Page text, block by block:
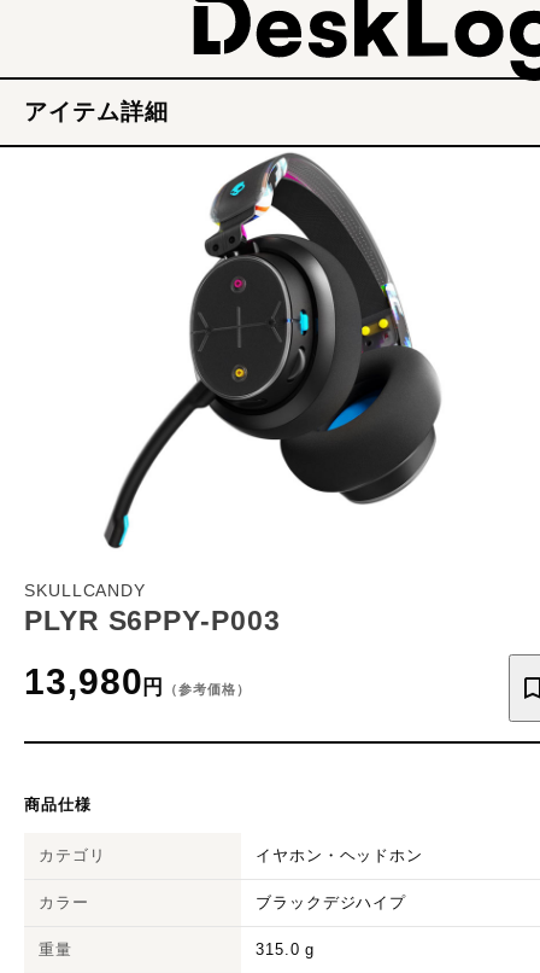
アイテム詳細
SKULLCANDY
PLYR S6PPY-P003
13,980 円 （参考価格）
商品仕様
カテゴリ イヤホン・ヘッドホン
カラー ブラックデジハイプ
重量 315.0 g